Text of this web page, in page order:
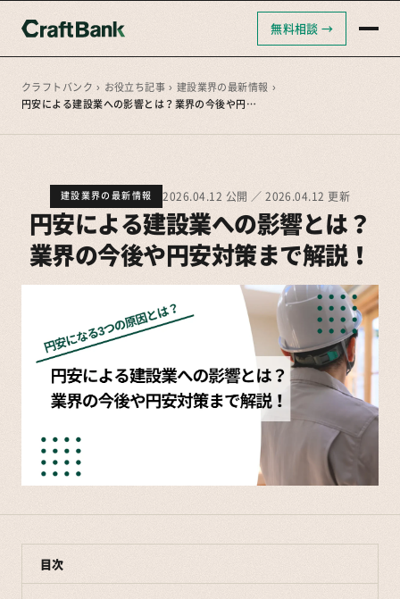
クラフトバンクAI
クラフトバンク採用支援
無料相談 →
クラフトバンク › お役立ち記事 › 建設業界の最新情報 ›
円安による建設業への影響とは？業界の今後や円安対策まで解説！
建設業界の最新情報 2026.04.12 公開 ／ 2026.04.12 更新
円安による建設業への影響とは？
業界の今後や円安対策まで解説！
目次